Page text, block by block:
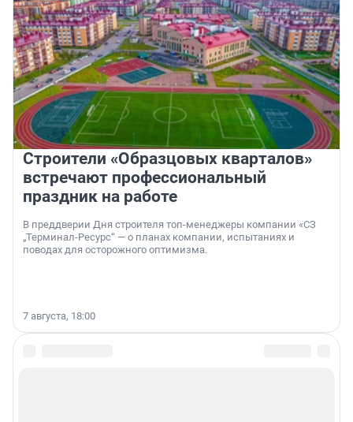
Строители «Образцовых кварталов»
встречают профессиональный
праздник на работе
В преддверии Дня строителя топ-менеджеры компании «СЗ
„Терминал-Ресурс“ — о планах компании, испытаниях и
поводах для осторожного оптимизма.
7 августа, 18:00